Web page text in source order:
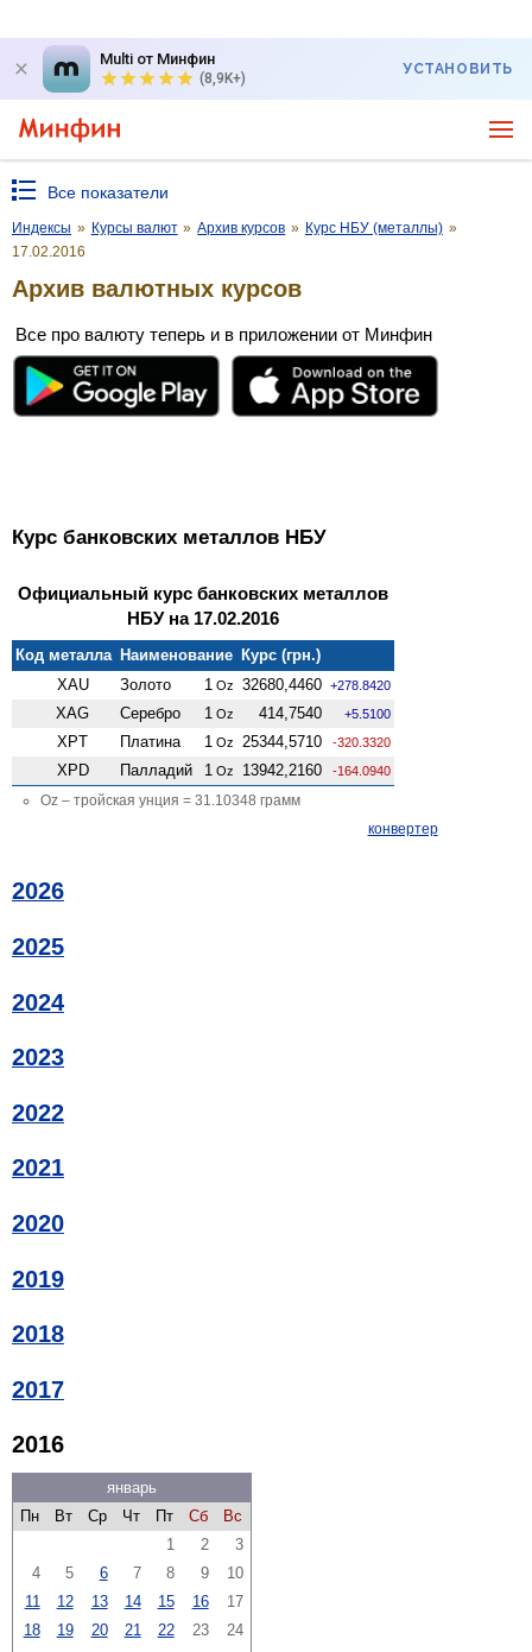
Multi от Минфин
(8,9K+)
УСТАНОВИТЬ
Все показатели
Индексы » Курсы валют » Архив курсов » Курс НБУ (металлы) »
17.02.2016
Архив валютных курсов
Все про валюту теперь и в приложении от Минфин
Курс банковских металлов НБУ
Официальный курс банковских металлов
НБУ на 17.02.2016
Код металла Наименование Курс (грн.)
XAU
Золото 1 Oz 32680,4460 +278.8420
XAG Серебро 1 Oz 414,7540 +5.5100
XPT Платина 1 Oz 25344,5710 -320.3320
XPD Палладий 1 Oz 13942,2160 -164.0940
Oz – тройская унция = 31.10348 грамм
конвертер
2026
2025
2024
2023
2022
2021
2020
2019
2018
2017
2016
январь
Пн
Вт Ср Чт Пт Сб
Вс
1
2
3
4
5 6 7 8 9
10
11
12 13 14 15 16
17
18
19 20 21 22 23
24